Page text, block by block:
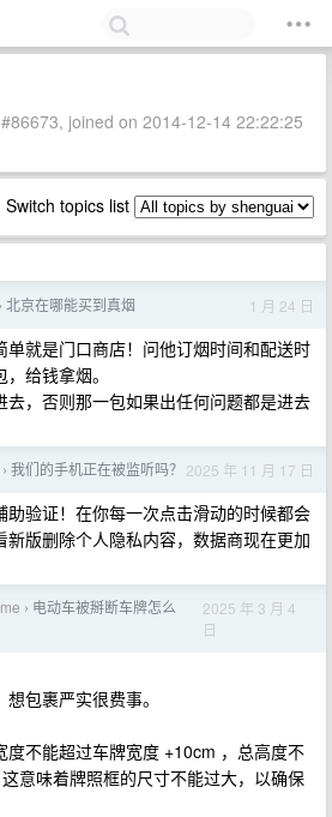
joined on 2014-12-14 22:22:25
Switch topics list
› 北京在哪能买到真烟 1 月 24 日
就是门口商店！问他订烟时间和配送时
给钱拿烟。
，否则那一包如果出任何问题都是进去
› 我们的手机正在被监听吗？ 2025 年 11 月 17 日
验证！在你每一次点击滑动的时候都会
新版删除个人隐私内容，数据商现在更加
› 电动车被掰断车牌怎么
2025 年 3 月 4
日
包裹严实很费事。
度不能超过车牌宽度 +10cm ，总高度不
意味着牌照框的尺寸不能过大，以确保